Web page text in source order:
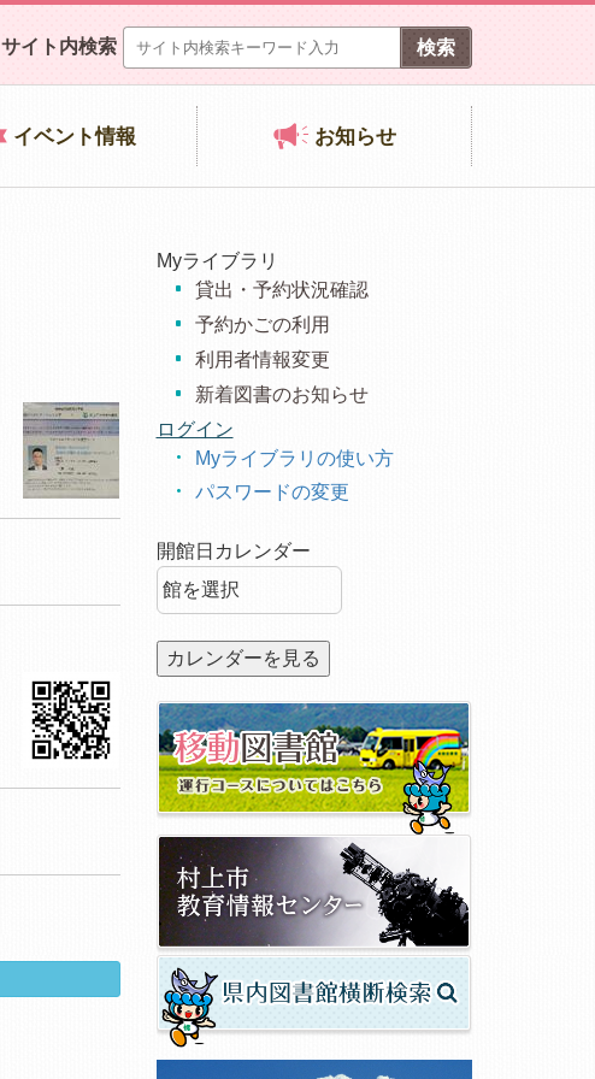
サイト内検索
イベント情報 お知らせ
Myライブラリ
貸出・予約状況確認
予約かごの利用
利用者情報変更
新着図書のお知らせ
ログイン
Myライブラリの使い方
パスワードの変更
開館日カレンダー